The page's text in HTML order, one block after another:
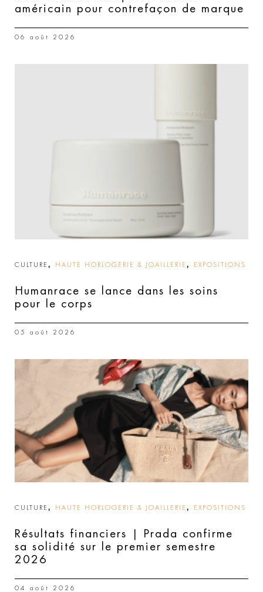
américain pour contrefaçon de marque
06 août 2026
CULTURE , HAUTE HORLOGERIE & JOAILLERIE , EXPOSITIONS
Humanrace se lance dans les soins
pour le corps
05 août 2026
CULTURE , HAUTE HORLOGERIE & JOAILLERIE , EXPOSITIONS
Résultats financiers | Prada confirme
sa solidité sur le premier semestre
2026
04 août 2026